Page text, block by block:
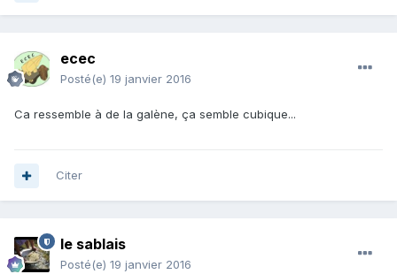
ecec
Posté(e) 19 janvier 2016
Ca ressemble à de la galène, ça semble cubique...
Citer
le sablais
Posté(e) 19 janvier 2016